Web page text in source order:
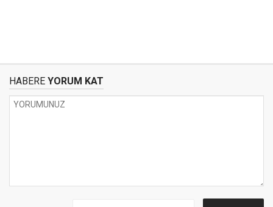
HABERE YORUM KAT